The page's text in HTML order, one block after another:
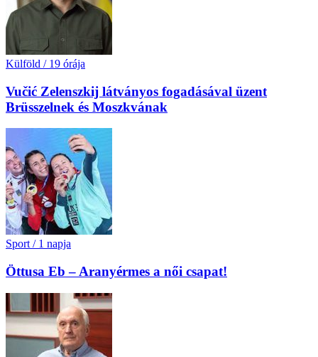
Külföld / 19 órája
Vučić Zelenszkij látványos fogadásával üzent
Brüsszelnek és Moszkvának
Sport / 1 napja
Öttusa Eb – Aranyérmes a női csapat!